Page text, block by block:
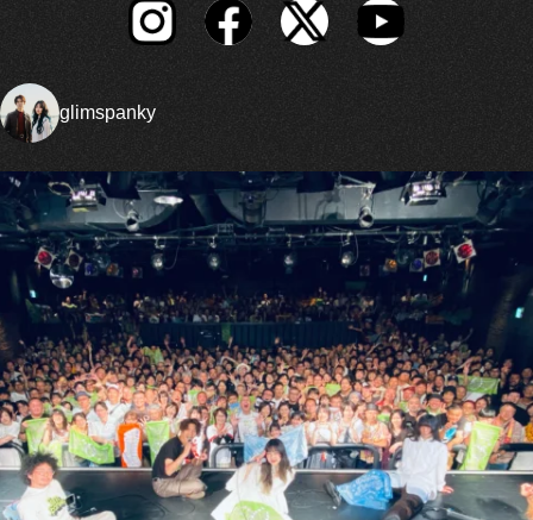
glimspanky